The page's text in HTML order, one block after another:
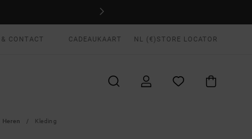
CONTACT CADEAUKAART NL (€) STORE LOCATOR
Heren Kleding